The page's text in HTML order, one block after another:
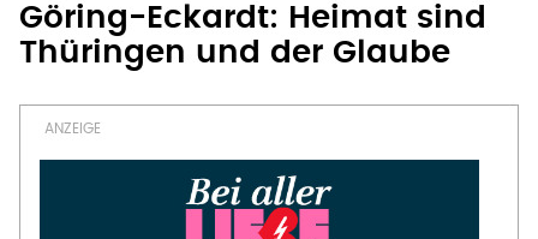
Göring-Eckardt: Heimat sind
Thüringen und der Glaube